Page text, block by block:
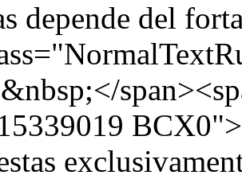
depende del